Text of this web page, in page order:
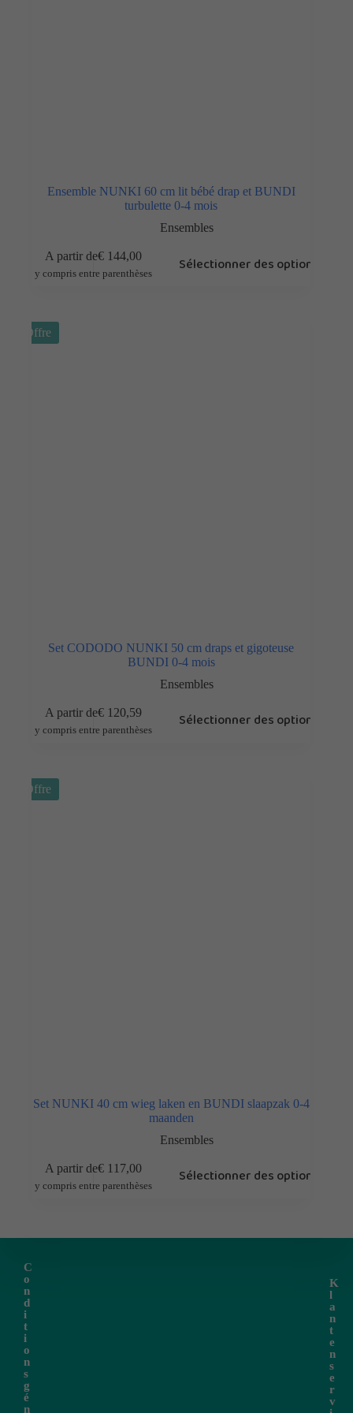
Ensemble NUNKI 60 cm lit bébé drap et BUNDI
turbulette 0-4 mois
Ensembles
A partir de€ 144,00
y compris entre parenthèses Sélectionner des options
Offre
Set CODODO NUNKI 50 cm draps et gigoteuse
BUNDI 0-4 mois
Ensembles
A partir de€ 120,59
y compris entre parenthèses Sélectionner des options
Offre
Set NUNKI 40 cm wieg laken en BUNDI slaapzak 0-4
maanden
Ensembles
A partir de€ 117,00
y compris entre parenthèses Sélectionner des options
C
o
n
d
i
t
i
o
n
s
g
é
n
K
l
a
n
t
e
n
s
e
r
v